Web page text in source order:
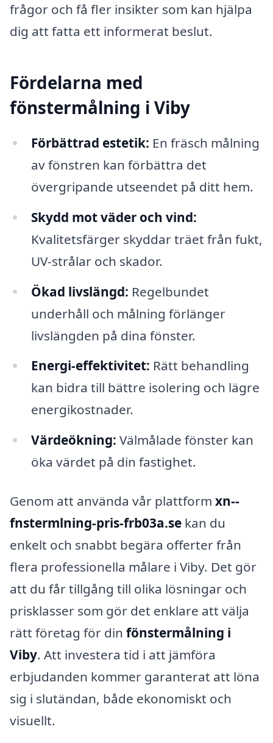
frågor och få fler insikter som kan hjälpa
dig att fatta ett informerat beslut.
Fördelarna med
fönstermålning i Viby
Förbättrad estetik: En fräsch målning
av fönstren kan förbättra det
övergripande utseendet på ditt hem.
Skydd mot väder och vind:
Kvalitetsfärger skyddar träet från fukt,
UV-strålar och skador.
Ökad livslängd: Regelbundet
underhåll och målning förlänger
livslängden på dina fönster.
Energi-effektivitet: Rätt behandling
kan bidra till bättre isolering och lägre
energikostnader.
Värdeökning: Välmålade fönster kan
öka värdet på din fastighet.
Genom att använda vår plattform xn--
fnstermlning-pris-frb03a.se kan du
enkelt och snabbt begära offerter från
flera professionella målare i Viby. Det gör
att du får tillgång till olika lösningar och
prisklasser som gör det enklare att välja
rätt företag för din fönstermålning i
Viby. Att investera tid i att jämföra
erbjudanden kommer garanterat att löna
sig i slutändan, både ekonomiskt och
visuellt.